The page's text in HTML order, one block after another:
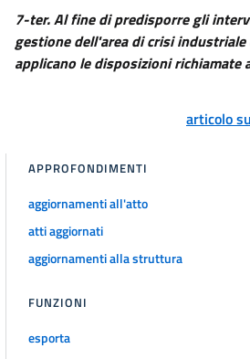
7-ter. Al fine di predisporre gli
gestione dell'area di crisi industriale
applicano le disposizioni richiamate
articolo
APPROFONDIMENTI
aggiornamenti all'atto
atti aggiornati
aggiornamenti alla struttura
FUNZIONI
esporta